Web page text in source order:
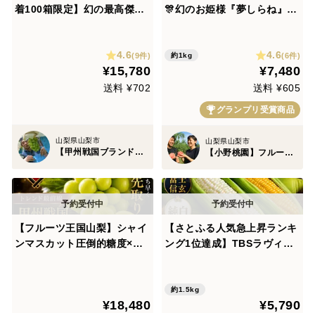
着100箱限定】幻の最高傑作
し2～3房【朝どれ】高級ぶど
う家庭用・ギフトにも喜ばれ
る旬の味【敬老の日ギフト】
4.6(9件)
¥15,780
送料 ¥702
山梨県山梨市
【甲州戦国ブランド】新進気鋭の金子農園
🎊幻のお姫様『夢しらね』🍑
ン御用達【朝どれ】桃1kgお
試し特価ももキャンペーン
【先着300名】【夏ギフト】
【7月下旬予約】
約1kg 4.6(6件)
¥7,480
送料 ¥605
グランプリ受賞商品
山梨県山梨市
【小野桃園】フルーツ王国山梨ブランド
【フルーツ王国山梨】シャイ
ンマスカット圧倒的糖度×圧
れ】高級ぶどう家庭用・ギフ
¥18,480
【さとふる人気急上昇ランキ
ング1位達成】TBSラヴィッ
1.5kg☆食のプロも唸るとう
もろこし【お中元ギフト】
約1.5kg
¥5,790